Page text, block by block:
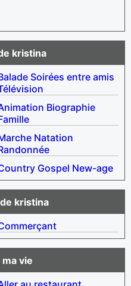
kristina
Soirées entre amis
Biographie
Natation
Gospel New-age
kristina
vie